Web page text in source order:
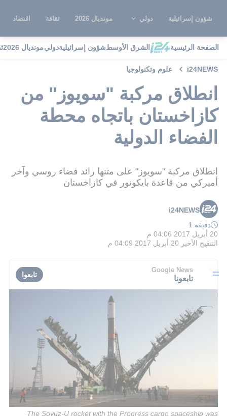
شؤون إسرائيلية دولي مونديال 2026 ثقافة اقتصاد
الصفحة الرئيسية الشرق الأوسطشؤون إسرائيليةدوليمونديال 2026
i24NEWS علوم وتكنولوجيا
انطلاق مركبة "سويوز" من
كازاخستان باتجاه محطة
الفضاء الدولية
انطلاق مركبة "سويوز" على متنها رائد فضاء روسي وآخر
أميركي من قاعدة بايكونور في كازاخستان
i24NEWS
دقيقة 1
20 أبريل 2017 04:06 م
التنقيح الأخير 20 أبريل 2017 04:09 م
Google News
تابعونا تابعوا
The Soyuz-U rocket with the Progress cargo spaceship was